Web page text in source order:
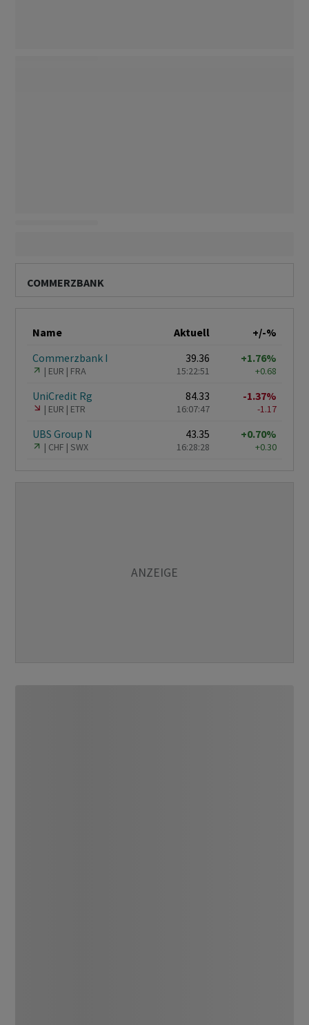
COMMERZBANK
Name Aktuell
+/-%
Commerzbank I
EUR FRA
39.36
15:22:51
+1.76%
+0.68
UniCredit Rg
EUR ETR
84.33
16:07:47
-1.37%
-1.17
UBS Group N
CHF SWX
43.35
16:28:28
+0.70%
+0.30